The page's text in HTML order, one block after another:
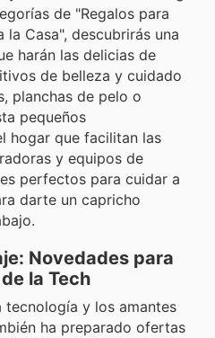
de "Regalos para
Casa", descubrirás una
harán las delicias de
de belleza y cuidado
planchas de pelo o
pequeños
hogar que facilitan las
y equipos de
perfectos para cuidar a
darte un capricho
Novedades para
la Tech
tecnología y los amantes
ha preparado ofertas